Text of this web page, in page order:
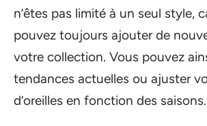
n’êtes pas limité à un seul style,
pouvez toujours ajouter de
votre collection. Vous pouvez
tendances actuelles ou ajuster
d’oreilles en fonction des saisons.